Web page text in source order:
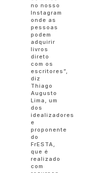
no nosso
Instagram
onde as
pessoas
podem
adquirir
livros
direto
com os
escritores”,
diz
Thiago
Augusto
Lima, um
dos
idealizadores
e
proponente
do
FrESTA,
que é
realizado
com